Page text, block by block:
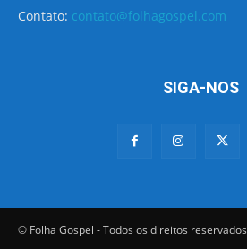
Contato: contato@folhagospel.com
SIGA-NOS
© Folha Gospel - Todos os direitos reservados